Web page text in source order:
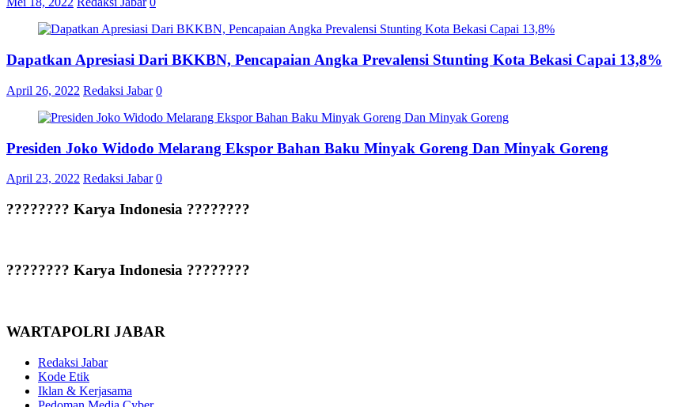
Dapatkan Apresiasi Dari BKKBN, Pencapaian Angka Prevalensi Stunting Kota Bekasi Capai 13,8%
April 26, 2022 Redaksi Jabar 0
Presiden Joko Widodo Melarang Ekspor Bahan Baku Minyak Goreng Dan Minyak Goreng
April 23, 2022 Redaksi Jabar 0
???????? Karya Indonesia ????????
???????? Karya Indonesia ????????
WARTAPOLRI JABAR
Redaksi Jabar
Kode Etik
Iklan & Kerjasama